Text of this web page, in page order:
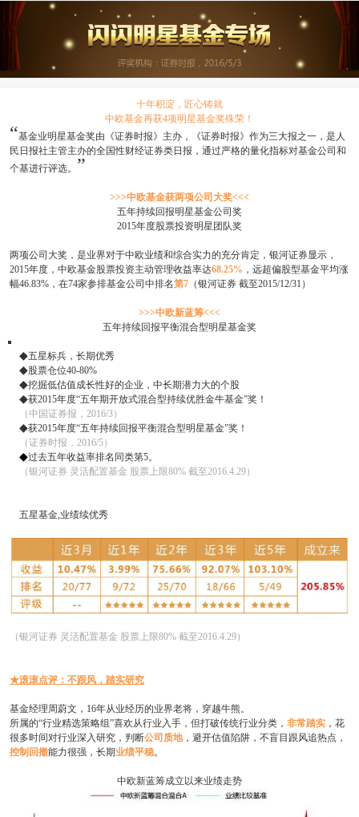
十年积淀，匠心铸就
中欧基金再获4项明星基金奖殊荣！
“基金业明星基金奖由《证券时报》主办，《证券时报》作为三大报之一，是人
民日报社主管主办的全国性财经证券类日报，通过严格的量化指标对基金公司和
个基进行评选。 ”
>>>中欧基金获两项公司大奖<<<
五年持续回报明星基金公司奖
2015年度股票投资明星团队奖
两项公司大奖，是业界对于中欧业绩和综合实力的充分肯定，银河证券显示，
2015年度，中欧基金股票投资主动管理收益率达68.25% ，远超偏股型基金平均涨
幅46.83%，在74家参排基金公司中排名第7 （银河证券 截至2015/12/31）
>>>中欧新蓝筹<<<
五年持续回报平衡混合型明星基金奖
◆五星标兵，长期优秀
◆股票仓位40-80%
◆挖掘低估值成长性好的企业，中长期潜力大的个股
◆获2015年度“五年期开放式混合型持续优胜金牛基金”奖！
（中国证券报，2016/3）
◆获2015年度“五年持续回报平衡混合型明星基金”奖！
（证券时报，2016/5）
◆过去五年收益率排名同类第5。
（银河证券 灵活配置基金 股票上限80% 截至2016.4.29）
五星基金,业绩续优秀
（银河证券 灵活配置基金 股票上限80% 截至2016.4.29）
★滚滚点评：不跟风，踏实研究
基金经理周蔚文，16年从业经历的业界老将，穿越牛熊。
所属的“行业精选策略组”喜欢从行业入手，但打破传统行业分类， 非常踏实 ，花
很多时间对行业深入研究，判断公司质地，避开估值陷阱，不盲目跟风追热点，
控制回撤能力很强，长期业绩平稳。
中欧新蓝筹成立以来业绩走势